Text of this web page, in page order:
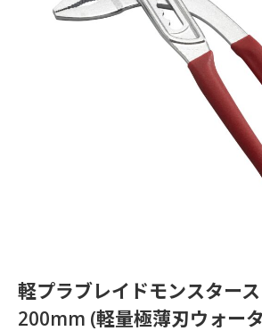
軽プラブレイドモンスター
200mm (軽量極薄刃ウォー